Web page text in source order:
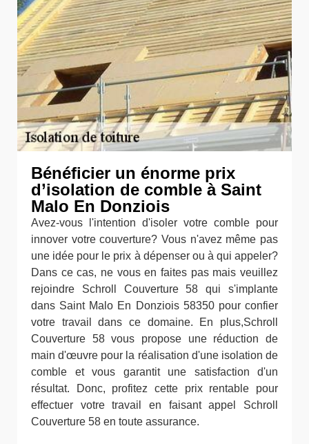
Bénéficier un énorme prix
d’isolation de comble à Saint
Malo En Donziois
Avez-vous l'intention d'isoler votre comble pour
innover votre couverture? Vous n'avez même pas
une idée pour le prix à dépenser ou à qui appeler?
Dans ce cas, ne vous en faites pas mais veuillez
rejoindre Schroll Couverture 58 qui s'implante
dans Saint Malo En Donziois 58350 pour confier
votre travail dans ce domaine. En plus,Schroll
Couverture 58 vous propose une réduction de
main d'œuvre pour la réalisation d'une isolation de
comble et vous garantit une satisfaction d'un
résultat. Donc, profitez cette prix rentable pour
effectuer votre travail en faisant appel Schroll
Couverture 58 en toute assurance.